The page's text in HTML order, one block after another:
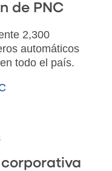
de PNC
2,300
automáticos
todo el país.